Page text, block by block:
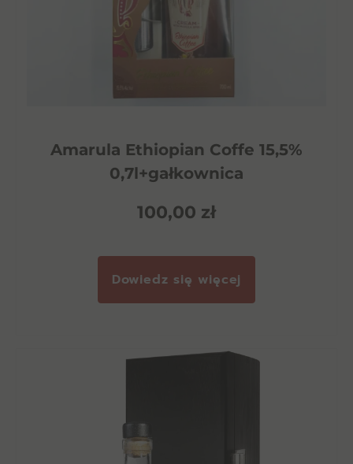
Amarula Ethiopian Coffe 15,5%
0,7l+gałkownica
100,00 zł
Dowiedz się więcej